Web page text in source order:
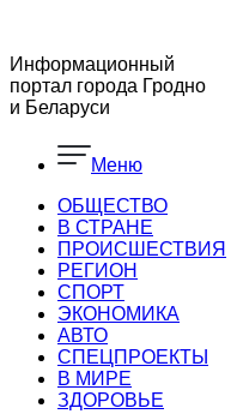
Информационный
портал города Гродно
и Беларуси
Меню
ОБЩЕСТВО
В СТРАНЕ
ПРОИСШЕСТВИЯ
РЕГИОН
CПОРТ
ЭКОНОМИКА
АВТО
СПЕЦПРОЕКТЫ
В МИРЕ
ЗДОРОВЬЕ